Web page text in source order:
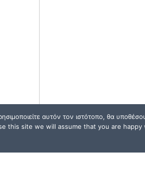
αυτόν τον ιστότοπο, θα
this site we will assume that you are happy